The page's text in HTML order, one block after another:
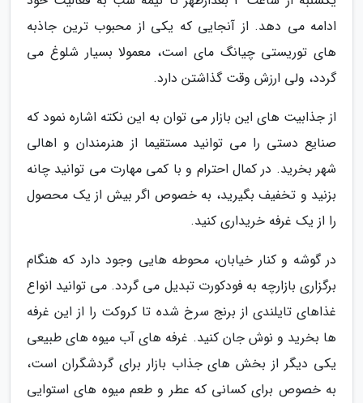
ادامه می دهد. از آنجایی که یکی از محبوب ترین جاذبه
های توریستی چیانگ مای است، معمولا بسیار شلوغ می
گردد، ولی ارزش وقت گذاشتن دارد.
از جذابیت های این بازار می توان به این نکته اشاره نمود که
صنایع دستی را می توانید مستقیما از هنرمندان و اهالی
شهر بخرید. در کمال احترام و با کمی مهارت می توانید چانه
بزنید و تخفیف بگیرید، به خصوص اگر بیش از یک محصول
را از یک غرفه خریداری کنید.
در گوشه و کنار خیابان، محوطه هایی وجود دارد که هنگام
برگزاری بازارچه به فودکورت تبدیل می گردد. می توانید انواع
غذاهای تایلندی از برنج سرخ شده تا کروکت را از این غرفه
ها بخرید و نوش جان کنید. غرفه های آب میوه های طبیعی
یکی دیگر از بخش های جذاب بازار برای گردشگران است،
به خصوص برای کسانی که عطر و طعم میوه های استوایی